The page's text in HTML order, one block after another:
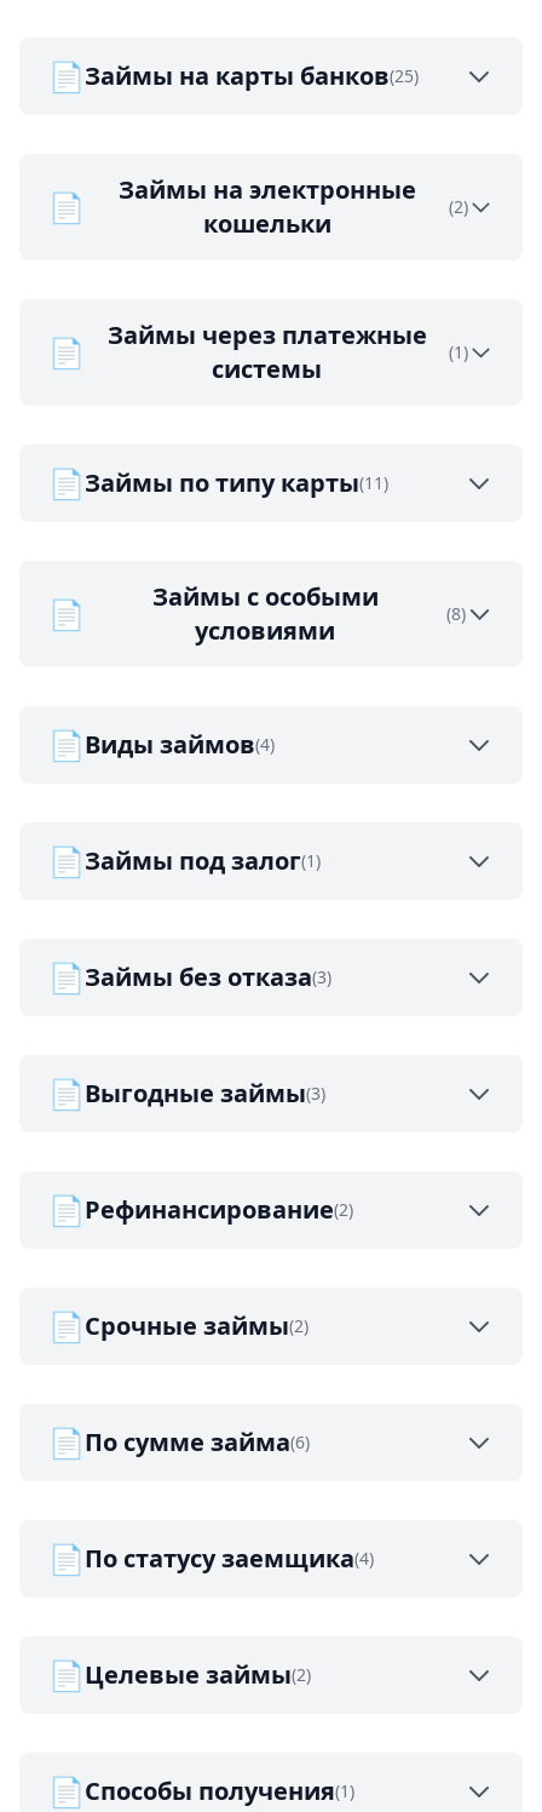
📄Займы на карты банков(25)
📄
Займы на электронные
кошельки
(2)
📄
Займы через платежные
системы
(1)
📄Займы по типу карты(11)
📄
Займы с особыми
условиями
(8)
📄Виды займов(4)
📄Займы под залог(1)
📄Займы без отказа(3)
📄Выгодные займы(3)
📄Рефинансирование(2)
📄Срочные займы(2)
📄По сумме займа(6)
📄По статусу заемщика(4)
📄Целевые займы(2)
📄Способы получения(1)